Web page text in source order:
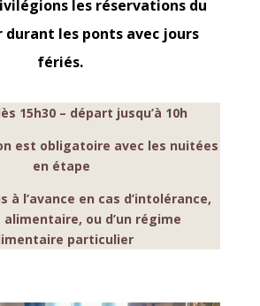
les réservations du
les ponts avec jours
fériés.
15h30 – départ jusqu’à 10h
est obligatoire avec les nuitées
en étape
à l’avance en cas d’intolérance,
alimentaire, ou d’un régime
particulier